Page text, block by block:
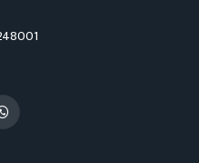
WhatsApp